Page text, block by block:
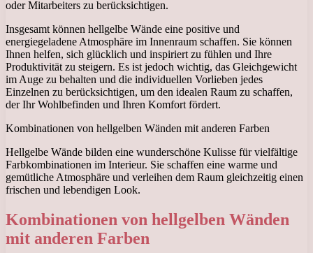
oder Mitarbeiters zu berücksichtigen.
Insgesamt können hellgelbe Wände eine positive und
energiegeladene Atmosphäre im Innenraum schaffen. Sie können
Ihnen helfen, sich glücklich und inspiriert zu fühlen und Ihre
Produktivität zu steigern. Es ist jedoch wichtig, das Gleichgewicht
im Auge zu behalten und die individuellen Vorlieben jedes
Einzelnen zu berücksichtigen, um den idealen Raum zu schaffen,
der Ihr Wohlbefinden und Ihren Komfort fördert.
Kombinationen von hellgelben Wänden mit anderen Farben
Hellgelbe Wände bilden eine wunderschöne Kulisse für vielfältige
Farbkombinationen im Interieur. Sie schaffen eine warme und
gemütliche Atmosphäre und verleihen dem Raum gleichzeitig einen
frischen und lebendigen Look.
Kombinationen von hellgelben Wänden
mit anderen Farben